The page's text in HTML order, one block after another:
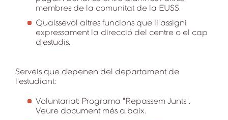
membres de la comunitat de la EUSS.
Qualssevol altres funcions que li assigni
expressament la direcció del centre o el cap
d'estudis.
Serveis que depenen del departament de
l'estudiant:
Voluntariat: Programa "Repassem Junts".
Veure document més a baix.